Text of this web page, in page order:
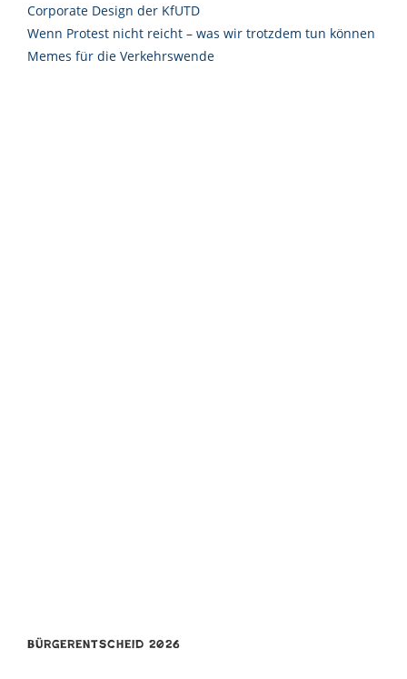
Corporate Design der KfUTD
Wenn Protest nicht reicht – was wir trotzdem tun können
Memes für die Verkehrswende
Bürgerentscheid 2026